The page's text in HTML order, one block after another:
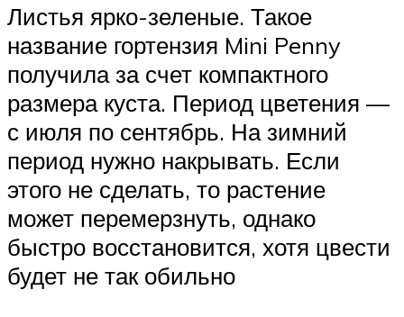
Листья ярко-зеленые. Такое
название гортензия Mini Penny
получила за счет компактного
размера куста. Период цветения —
с июля по сентябрь. На зимний
период нужно накрывать. Если
этого не сделать, то растение
может перемерзнуть, однако
быстро восстановится, хотя цвести
будет не так обильно